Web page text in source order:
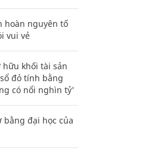
hoàn nguyên tố
vui vẻ
hữu khối tài sản
đỏ tính bằng
có nổi nghìn tỷ'
đại học của